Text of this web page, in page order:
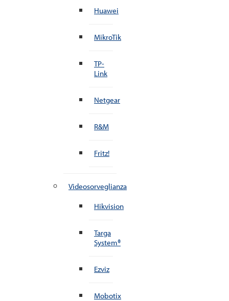
Huawei
MikroTik
TP-
Link
Netgear
R&M
Fritz!
Videosorveglianza
Hikvision
Targa
System®
Ezviz
Mobotix